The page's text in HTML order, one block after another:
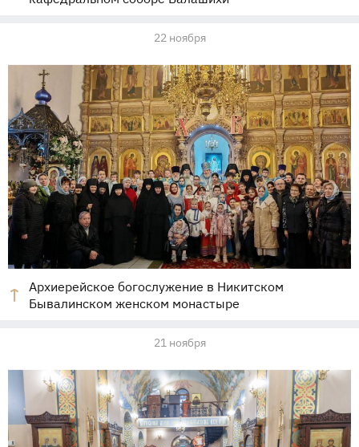
22 ноября
Архиерейское богослужение в Никитском
Бывалинском женском монастыре
21 ноября